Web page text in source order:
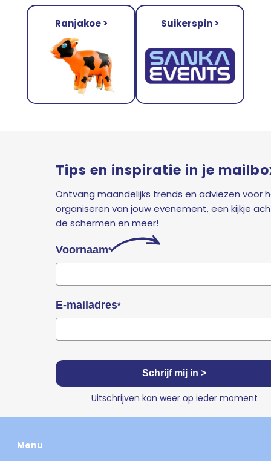
Ranjakoe > Suikerspin >
Tips en inspiratie in je
Ontvang maandelijks trends en adviezen voor
organiseren van jouw evenement, een kijkje
de schermen en meer!
Voornaam*
E-mailadres*
Schrijf mij in >
Uitschrijven kan weer op ieder moment
Menu